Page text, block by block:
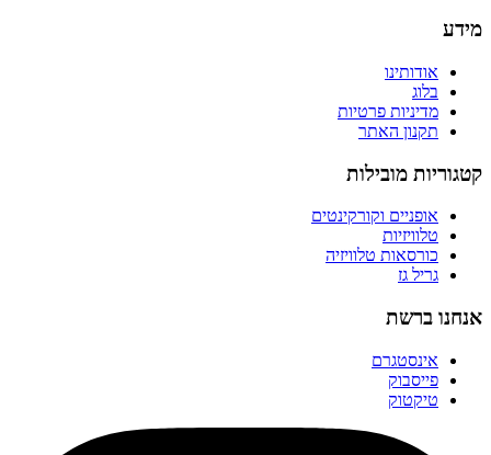
מידע
אודותינו
בלוג
מדיניות פרטיות
תקנון האתר
קטגוריות מובילות
אופניים וקורקינטים
טלוויזיות
כורסאות טלוויזיה
גריל גז
אנחנו ברשת
אינסטגרם
פייסבוק
טיקטוק